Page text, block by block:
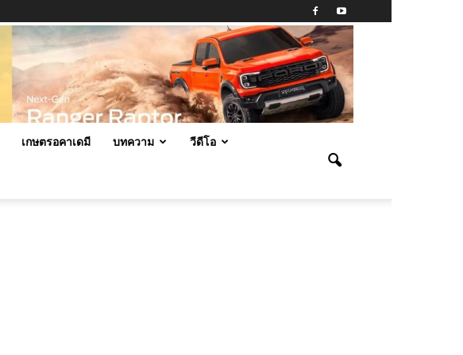
เกษตรอคาเดมี บทความ วีดีโอ